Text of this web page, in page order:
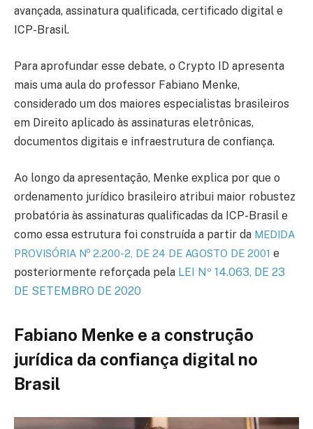
avançada, assinatura qualificada, certificado digital e
ICP-Brasil.
Para aprofundar esse debate, o Crypto ID apresenta
mais uma aula do professor Fabiano Menke,
considerado um dos maiores especialistas brasileiros
em Direito aplicado às assinaturas eletrônicas,
documentos digitais e infraestrutura de confiança.
Ao longo da apresentação, Menke explica por que o
ordenamento jurídico brasileiro atribui maior robustez
probatória às assinaturas qualificadas da ICP-Brasil e
como essa estrutura foi construída a partir da MEDIDA
PROVISÓRIA No 2.200-2, DE 24 DE AGOSTO DE 2001 e
posteriormente reforçada pela LEI Nº 14.063, DE 23
DE SETEMBRO DE 2020
Fabiano Menke e a construção
jurídica da confiança digital no
Brasil